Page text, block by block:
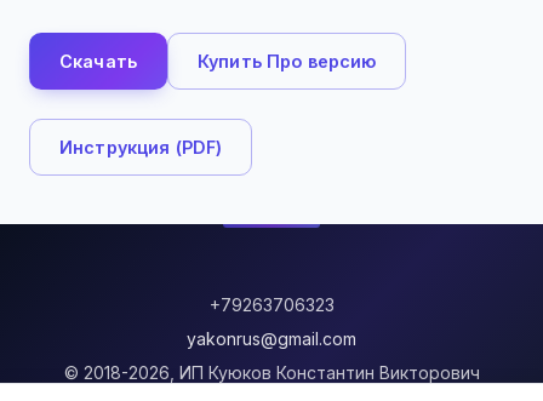
Скачать Купить Про версию
Инструкция (PDF)
+79263706323
yakonrus@gmail.com
© 2018-2026, ИП Куюков Константин Викторович